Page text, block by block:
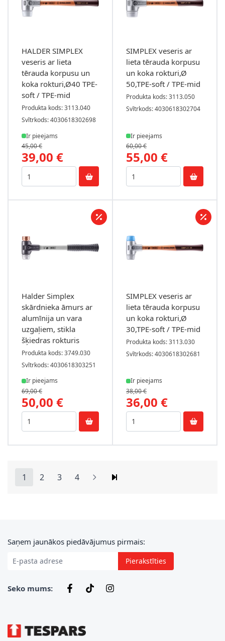
HALDER SIMPLEX
veseris ar lieta
tērauda korpusu un
koka rokturi,Ø40 TPE-
soft / TPE-mid
Produkta kods: 3113.040
Svītrkods: 4030618302698
Ir pieejams
39,00 €
45,00 €
SIMPLEX veseris ar
lieta tērauda korpusu
un koka rokturi,Ø
50,TPE-soft / TPE-mid
Produkta kods: 3113.050
Svītrkods: 4030618302704
Ir pieejams
55,00 €
60,00 €
Halder Simplex
skārdnieka āmurs ar
alumīnija un vara
uzgaļiem, stikla
šķiedras rokturis
Produkta kods: 3749.030
Svītrkods: 4030618303251
Ir pieejams
50,00 €
69,00 €
SIMPLEX veseris ar
lieta tērauda korpusu
un koka rokturi,Ø
30,TPE-soft / TPE-mid
Produkta kods: 3113.030
Svītrkods: 4030618302681
Ir pieejams
36,00 €
38,00 €
You're currently reading page
1 Lapa
2 Lapa
3 Lapa
4
E-pasta adrese
Saņem jaunākos piedāvājumus pirmais:
Pierakstīties
Seko mums: